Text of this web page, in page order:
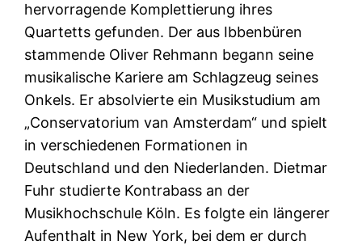
hervorragende Komplettierung ihres
Quartetts gefunden. Der aus Ibbenbüren
stammende Oliver Rehmann begann seine
musikalische Kariere am Schlagzeug seines
Onkels. Er absolvierte ein Musikstudium am
„Conservatorium van Amsterdam“ und spielt
in verschiedenen Formationen in
Deutschland und den Niederlanden. Dietmar
Fuhr studierte Kontrabass an der
Musikhochschule Köln. Es folgte ein längerer
Aufenthalt in New York, bei dem er durch